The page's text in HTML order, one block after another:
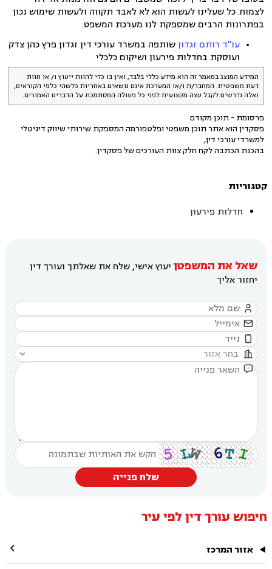
לצמוח. כל שעלינו לעשות הוא לא לאבד תקווה ולעשות שימוש נכון
בפתרונות הרבים שמספקת לנו מערכת המשפט.
עו"ד רותם זגדוןשותפה במשרד עורכי דין זגדון פרץ כהן צדק
ועוסקת בחדלות פירעון ושיקום כלכלי
המידע המוצג במאמר זה הוא מידע כללי בלבד, ואין בו כדי להוות ייעוץ ו/ או חוות
דעת משפטית. המחבר/ת ו/או המערכת אינם נושאים באחריות כלשהי כלפי הקוראים,
ואלה נדרשים לקבל עצה מקצועית לפני כל פעולה המסתמכת על הדברים האמורים.
פרסומת - תוכן מקודם
פסקדין הוא אתר תוכן משפטי ופלטפורמה המספקת שירותי שיווק דיגיטלי
למשרדי עורכי דין,
בהכנת הכתבה לקח חלק צוות העורכים של פסקדין.
קטגוריות
חדלות פירעון
שאל את המשפטן יעוץ אישי, שלח את שאלתך ועורך דין
יחזור אליך





שלח פנייה
חיפוש עורך דין לפי עיר
אזור המרכז 